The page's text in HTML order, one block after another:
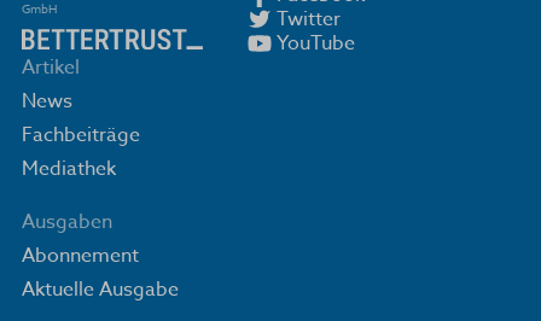
GmbH
Twitter
YouTube
Artikel
News
Fachbeiträge
Mediathek
Ausgaben
Abonnement
Aktuelle Ausgabe